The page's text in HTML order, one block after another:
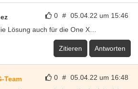
0 # 05.04.22 um 15:46
Lösung auch für die One X…
Zitieren Antworten
0 # 05.04.22 um 16:48
Team